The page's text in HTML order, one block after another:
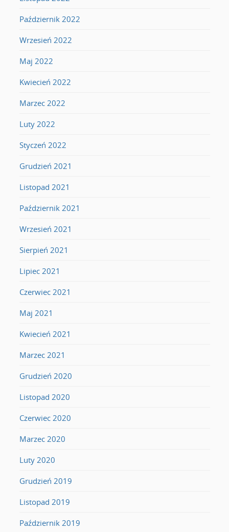
Październik 2022
Wrzesień 2022
Maj 2022
Kwiecień 2022
Marzec 2022
Luty 2022
Styczeń 2022
Grudzień 2021
Listopad 2021
Październik 2021
Wrzesień 2021
Sierpień 2021
Lipiec 2021
Czerwiec 2021
Maj 2021
Kwiecień 2021
Marzec 2021
Grudzień 2020
Listopad 2020
Czerwiec 2020
Marzec 2020
Luty 2020
Grudzień 2019
Listopad 2019
Październik 2019